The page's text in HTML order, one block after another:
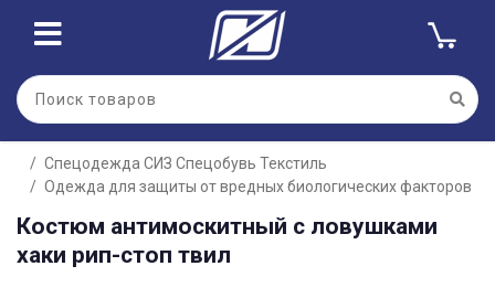
Спецодежда СИЗ Спецобувь Текстиль
Одежда для защиты от вредных биологических факторов
Костюм антимоскитный с ловушками
хаки рип-стоп твил